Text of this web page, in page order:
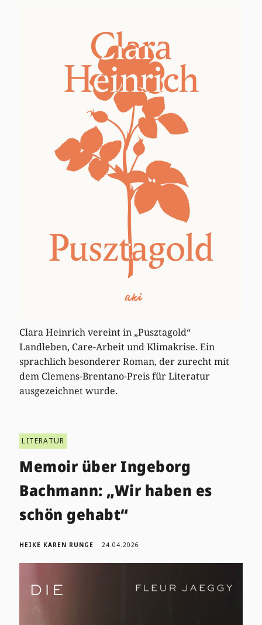
Clara Heinrich vereint in „Pusztagold“
Landleben, Care-Arbeit und Klimakrise. Ein
sprachlich besonderer Roman, der zurecht mit
dem Clemens-Brentano-Preis für Literatur
ausgezeichnet wurde.
LITERATUR
Memoir über Ingeborg
Bachmann: „Wir haben es
schön gehabt“
HEIKE KAREN RUNGE 24.04.2026